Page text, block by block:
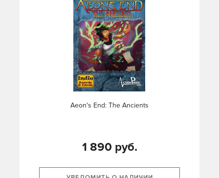
Aeon's End: The Ancients
1 890 руб.